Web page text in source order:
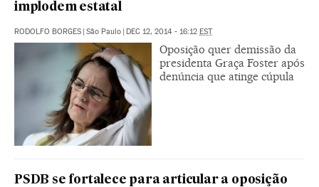
implodem estatal
RODOLFO BORGES | São Paulo | DEC 12, 2014 - 16:12 EST
Oposição quer demissão da
presidenta Graça Foster após
denúncia que atinge cúpula
PSDB se fortalece para articular a oposição